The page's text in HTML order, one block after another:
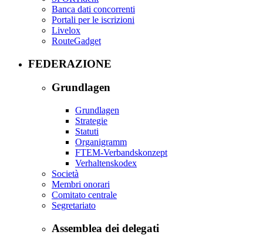
Banca dati concorrenti
Portali per le iscrizioni
Livelox
RouteGadget
FEDERAZIONE
Grundlagen
Grundlagen
Strategie
Statuti
Organigramm
FTEM-Verbandskonzept
Verhaltenskodex
Società
Membri onorari
Comitato centrale
Segretariato
Assemblea dei delegati